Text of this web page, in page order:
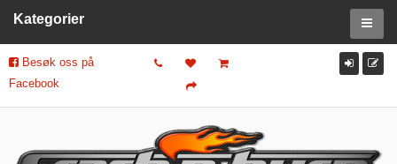
Besøk oss på
Facebook
Kategorier